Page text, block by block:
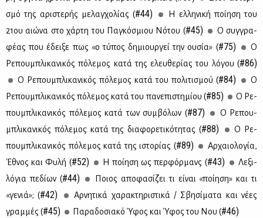
σμό της αρι­στε­ρής με­λαγ­χο­λί­ας (#44)
Η ελ­λη­νι­κή ποί­η­ση του
21ου αιώ­να στο χάρ­τη του Πα­γκό­σμιου Νό­του (#45)
Ο συγ­γρα­
φέ­ας που έδει­ξε πως «ο τύ­πος δη­μιουρ­γεί την ου­σία» (#75)
Ο
Ρε­που­μπλι­κα­νι­κός πό­λε­μος κα­τά της ελευ­θε­ρί­ας του λό­γου (#86)
Ο Ρε­που­μπλι­κα­νι­κός πό­λε­μος κα­τά του πο­λι­τι­σμού (#84)
Ο
Ρε­που­μπλι­κα­νι­κός πό­λε­μος κα­τά του πα­νε­πι­στη­μί­ου (#85)
Ο Ρε­
που­μπλι­κα­νι­κός πό­λε­μος κα­τά των συμ­βό­λων (#87)
Ο Ρε­που­
μπλι­κα­νι­κός πό­λε­μος κα­τά της δια­φο­ρε­τι­κό­τη­τας (#88)
Ο Ρε­
που­μπλι­κα­νι­κός πό­λε­μος κα­τά της ιστο­ρί­ας (#89)
Αρ­χαιο­λο­γία,
Έθνος και Φυ­λή (#52) H ποί­η­ση ως περ­φόρ­μανς (#43)
Λε­ξι­
λό­για πε­δί­ων (#44)
Ποιος απο­φα­σί­ζει τι εί­ναι «ποί­η­ση» και τι
«γε­νιά»; (#42)
Aρ­νη­τι­κά χα­ρα­κτη­ρι­στι­κά / Σβη­σί­μα­τα και νέ­ες
γραμ­μές (#45) Πα­ρα­δο­σια­κό Ύφος και Ύφος του Νου (#46)